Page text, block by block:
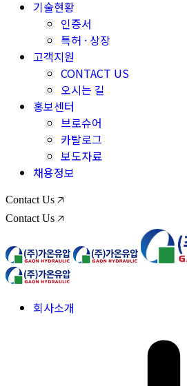
기술현황
인증서
특허 · 상장
고객지원
CONTACT US
오시는 길
홍보센터
브로슈어
카탈로그
보도자료
채용정보
Contact Us 🡥
Contact Us 🡥
회사소개